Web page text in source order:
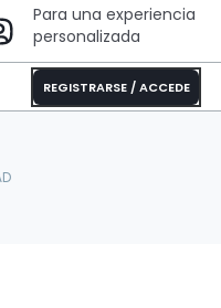
Para una experiencia
personalizada
REGISTRARSE / ACCEDE